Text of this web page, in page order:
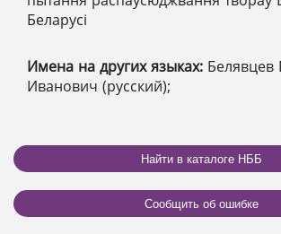
Беларусі
Имена на других языках: Белявцев
Иванович (русский);
Найти в каталоге НББ
Сообщить об ошибке